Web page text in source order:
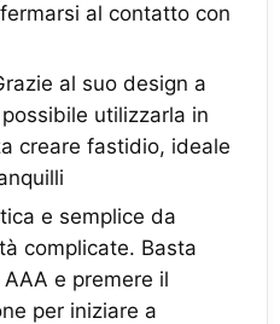
al contatto con
al suo design a
utilizzarla in
creare fastidio, ideale
e semplice da
complicate. Basta
e premere il
per iniziare a